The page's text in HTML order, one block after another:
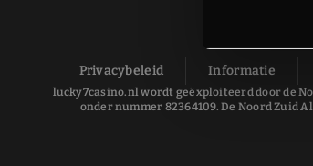
Privacybeleid Informatie
lucky7casino.nl wordt geëxploiteerd door de
onder nummer 82364109. De Noord Zuid